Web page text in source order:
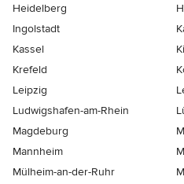
Heidelberg
Ingolstadt
Kassel
Krefeld
Leipzig
Ludwigshafen-am-Rhein
Magdeburg
Mannheim
Mülheim-an-der-Ruhr